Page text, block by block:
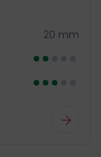
20 mm